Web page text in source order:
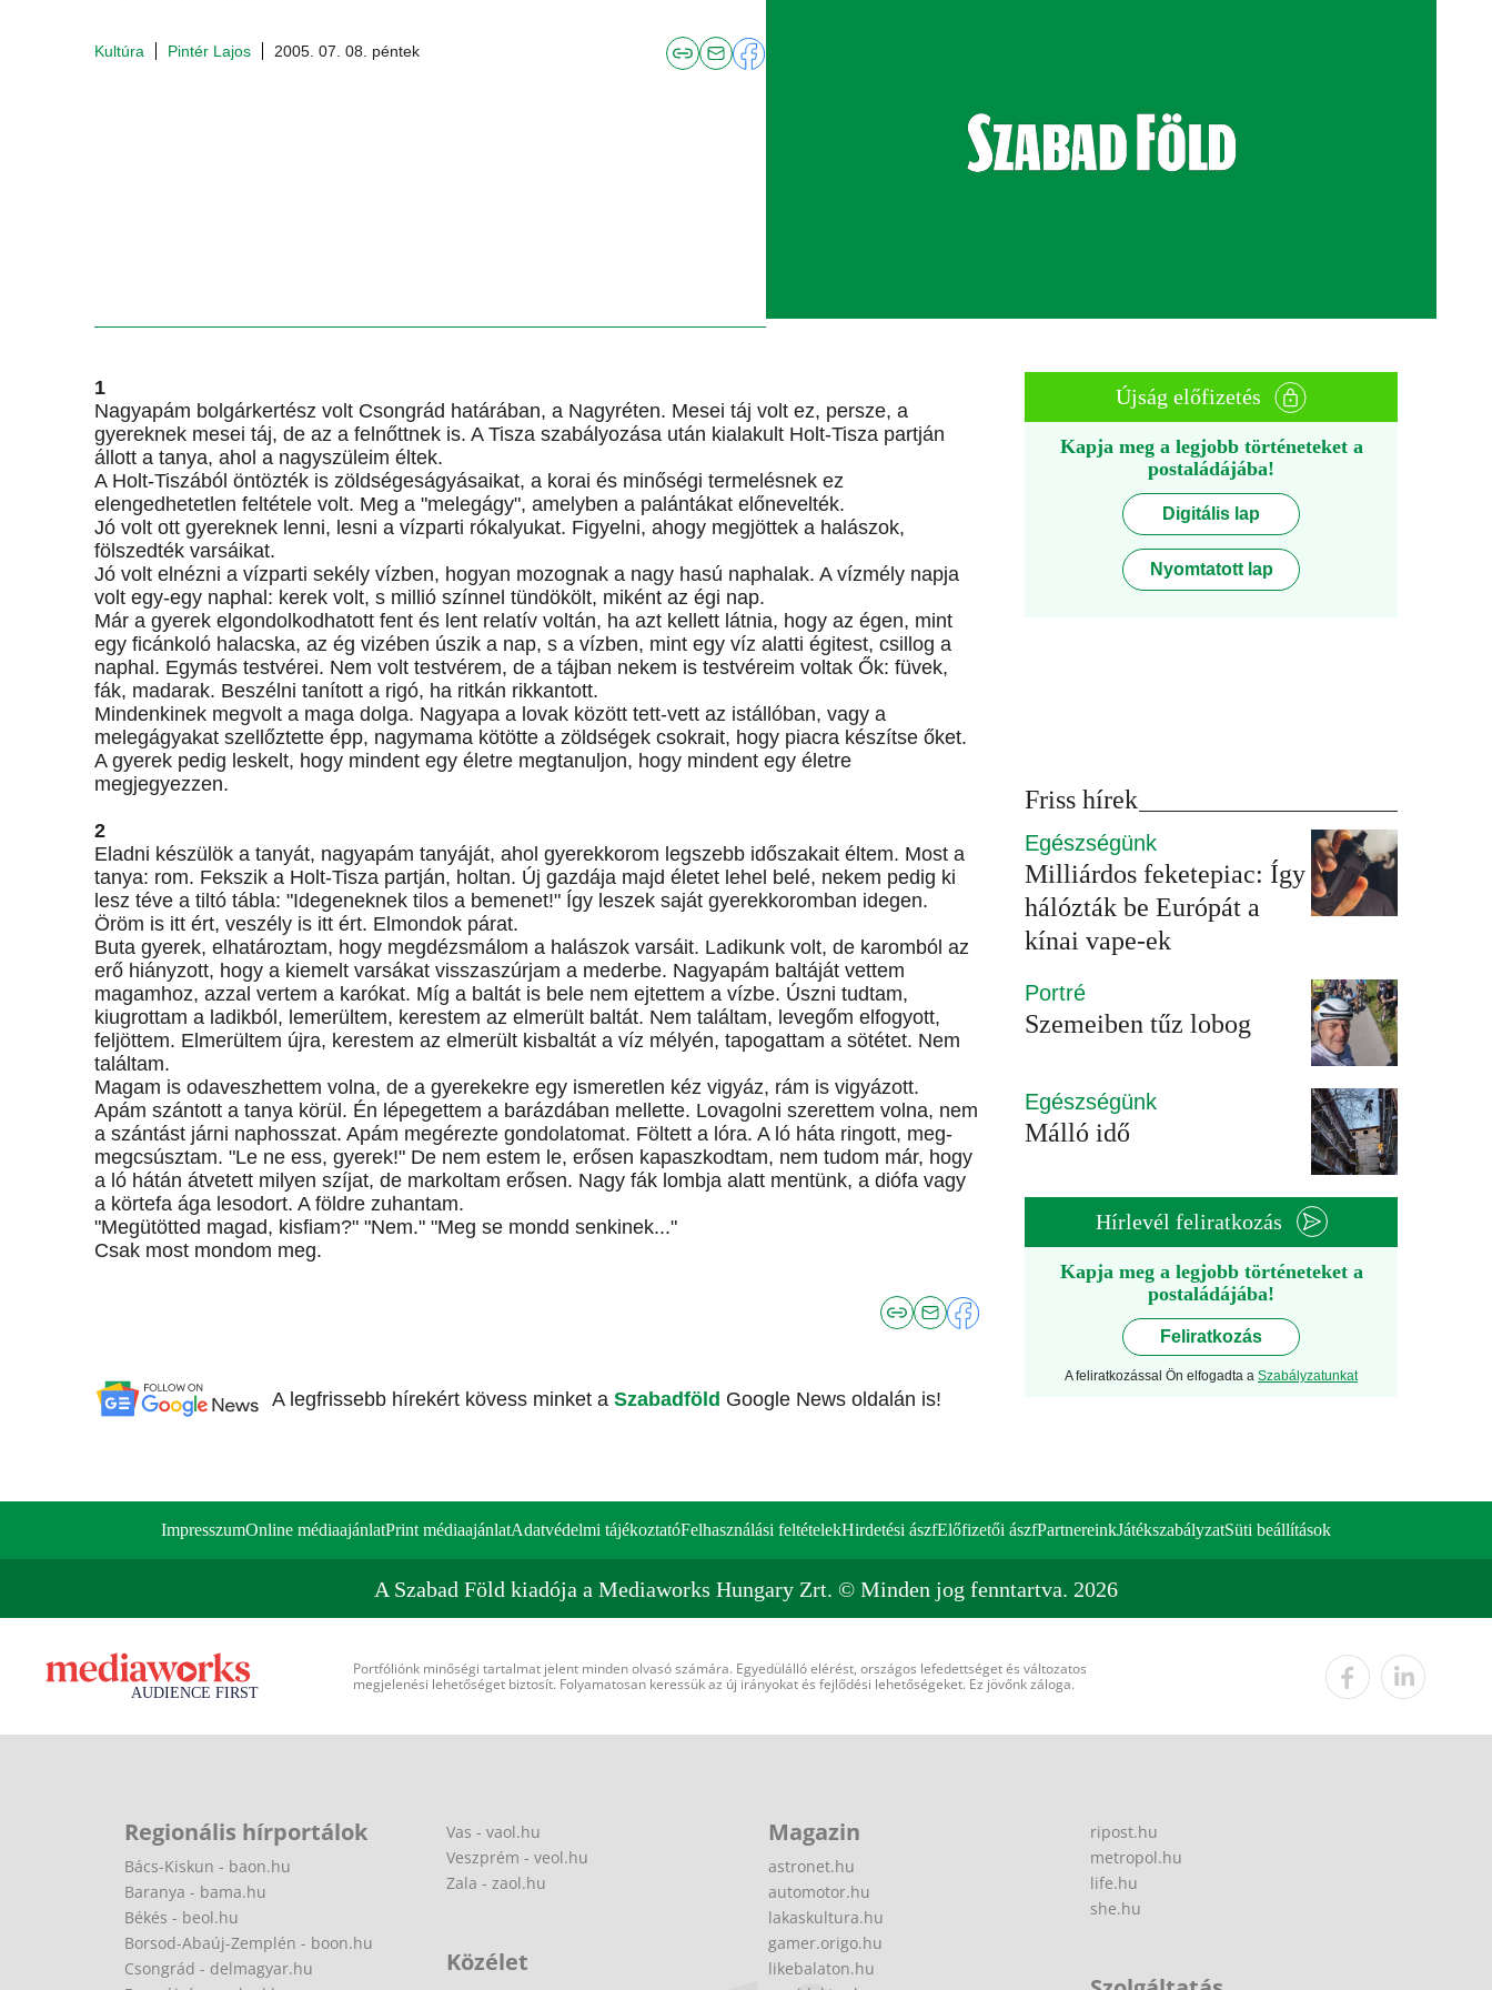
Kultúra Pintér Lajos 2005. 07. 08. péntek
1
Nagyapám bolgárkertész volt Csongrád határában, a Nagyréten. Mesei táj volt ez, persze, a
gyereknek mesei táj, de az a felnőttnek is. A Tisza szabályozása után kialakult Holt-Tisza partján
állott a tanya, ahol a nagyszüleim éltek.
A Holt-Tiszából öntözték is zöldségeságyásaikat, a korai és minőségi termelésnek ez
elengedhetetlen feltétele volt. Meg a "melegágy", amelyben a palántákat előnevelték.
Jó volt ott gyereknek lenni, lesni a vízparti rókalyukat. Figyelni, ahogy megjöttek a halászok,
fölszedték varsáikat.
Jó volt elnézni a vízparti sekély vízben, hogyan mozognak a nagy hasú naphalak. A vízmély napja
volt egy-egy naphal: kerek volt, s millió színnel tündökölt, miként az égi nap.
Már a gyerek elgondolkodhatott fent és lent relatív voltán, ha azt kellett látnia, hogy az égen, mint
egy ficánkoló halacska, az ég vizében úszik a nap, s a vízben, mint egy víz alatti égitest, csillog a
naphal. Egymás testvérei. Nem volt testvérem, de a tájban nekem is testvéreim voltak Ők: füvek,
fák, madarak. Beszélni tanított a rigó, ha ritkán rikkantott.
Mindenkinek megvolt a maga dolga. Nagyapa a lovak között tett-vett az istállóban, vagy a
melegágyakat szellőztette épp, nagymama kötötte a zöldségek csokrait, hogy piacra készítse őket.
A gyerek pedig leskelt, hogy mindent egy életre megtanuljon, hogy mindent egy életre
megjegyezzen.
2
Eladni készülök a tanyát, nagyapám tanyáját, ahol gyerekkorom legszebb időszakait éltem. Most a
tanya: rom. Fekszik a Holt-Tisza partján, holtan. Új gazdája majd életet lehel belé, nekem pedig ki
lesz téve a tiltó tábla: "Idegeneknek tilos a bemenet!" Így leszek saját gyerekkoromban idegen.
Öröm is itt ért, veszély is itt ért. Elmondok párat.
Buta gyerek, elhatároztam, hogy megdézsmálom a halászok varsáit. Ladikunk volt, de karomból az
erő hiányzott, hogy a kiemelt varsákat visszaszúrjam a mederbe. Nagyapám baltáját vettem
magamhoz, azzal vertem a karókat. Míg a baltát is bele nem ejtettem a vízbe. Úszni tudtam,
kiugrottam a ladikból, lemerültem, kerestem az elmerült baltát. Nem találtam, levegőm elfogyott,
feljöttem. Elmerültem újra, kerestem az elmerült kisbaltát a víz mélyén, tapogattam a sötétet. Nem
találtam.
Magam is odaveszhettem volna, de a gyerekekre egy ismeretlen kéz vigyáz, rám is vigyázott.
Apám szántott a tanya körül. Én lépegettem a barázdában mellette. Lovagolni szerettem volna, nem
a szántást járni naphosszat. Apám megérezte gondolatomat. Föltett a lóra. A ló háta ringott, meg-
megcsúsztam. "Le ne ess, gyerek!" De nem estem le, erősen kapaszkodtam, nem tudom már, hogy
a ló hátán átvetett milyen szíjat, de markoltam erősen. Nagy fák lombja alatt mentünk, a diófa vagy
a körtefa ága lesodort. A földre zuhantam.
"Megütötted magad, kisfiam?" "Nem." "Meg se mondd senkinek..."
Csak most mondom meg.
A legfrissebb hírekért kövess minket a Szabadföld Google News oldalán is!
Újság előfizetés
Kapja meg a legjobb történeteket a
postaládájába!
Digitális lap
Nyomtatott lap
Friss hírek
Egészségünk
Milliárdos feketepiac: Így
hálózták be Európát a
kínai vape-ek
Portré
Szemeiben tűz lobog
Egészségünk
Málló idő
Hírlevél feliratkozás
Kapja meg a legjobb történeteket a
postaládájába!
Feliratkozás
A feliratkozással Ön elfogadta a Szabályzatunkat
ImpresszumOnline médiaajánlatPrint médiaajánlatAdatvédelmi tájékoztatóFelhasználási feltételekHirdetési ászfElőfizetői ászfPartnereinkJátékszabályzatSüti beállítások
A Szabad Föld kiadója a Mediaworks Hungary Zrt. © Minden jog fenntartva. 2026
Portfóliónk minőségi tartalmat jelent minden olvasó számára. Egyedülálló elérést, országos lefedettséget és változatos
megjelenési lehetőséget biztosít. Folyamatosan keressük az új irányokat és fejlődési lehetőségeket. Ez jövőnk záloga.
Regionális hírportálok
Bács-Kiskun - baon.hu
Baranya - bama.hu
Békés - beol.hu
Borsod-Abaúj-Zemplén - boon.hu
Csongrád - delmagyar.hu
Vas - vaol.hu
Veszprém - veol.hu
Zala - zaol.hu
Közélet
Magazin
astronet.hu
automotor.hu
lakaskultura.hu
gamer.origo.hu
likebalaton.hu
ripost.hu
metropol.hu
life.hu
she.hu